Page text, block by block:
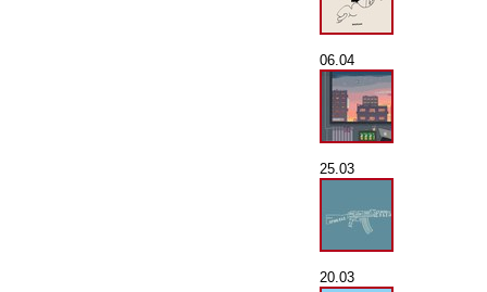
06.04
25.03
20.03